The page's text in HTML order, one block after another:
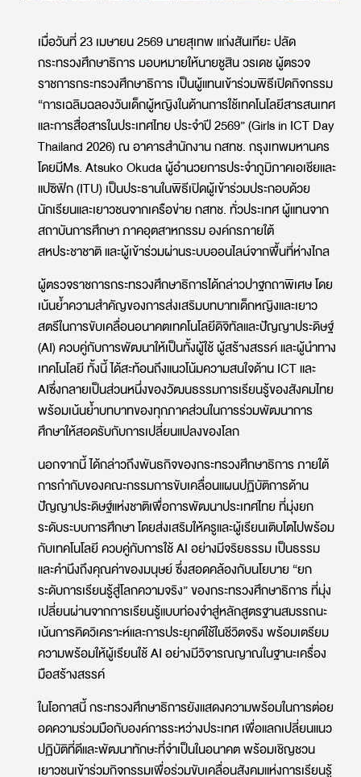
เมื่อวันที่23 เมษายน2569นายสุเทพ แก่งสันเทียะ ปลัด
กระทรวงศึกษาธิการ มอบหมายให้นายชูสิน วรเดช ผู้ตรวจ
ราชการกระทรวงศึกษาธิการ เป็นผู้แทนเข้าร่วมพิธีเปิดกิจกรรม
“การเฉลิมฉลองวันเด็กผู้หญิงในด้านการใช้เทคโนโลยีสารสนเทศ
และการสื่อสารในประเทศไทย ประจำปี2569” (Girls in ICT Day
Thailand 2026)ณ อาคารสำนักงาน กสทช. กรุงเทพมหานคร
โดยมีMs. Atsuko Okudaผู้อำนวยการประจำภูมิภาคเอเชียและ
แปซิฟิก(ITU) เป็นประธานในพิธีเปิดผู้เข้าร่วมประกอบด้วย
นักเรียนและเยาวชนจากเครือข่าย กสทช. ทั่วประเทศ ผู้แทนจาก
สถาบันการศึกษา ภาคอุตสาหกรรม องค์กรภายใต้
สหประชาชาติ และผู้เข้าร่วมผ่านระบบออนไลน์จากพื้นที่ห่างไกล
ผู้ตรวจราชการกระทรวงศึกษาธิการได้กล่าวปาฐกถาพิเศษ โดย
เน้นย้ำความสำคัญของการส่งเสริมบทบาทเด็กหญิงและเยาว
สตรีในการขับเคลื่อนอนาคตเทคโนโลยีดิจิทัลและปัญญาประดิษฐ์
(AI)ควบคู่กับการพัฒนาให้เป็นทั้งผู้ใช้ ผู้สร้างสรรค์ และผู้นำทาง
เทคโนโลยีทั้งนี้ได้สะท้อนถึงแนวโน้มความสนใจด้าน ICTและ
AIซึ่งกลายเป็นส่วนหนึ่งของวัฒนธรรมการเรียนรู้ของสังคมไทย
พร้อมเน้นย้ำบทบาทของทุกภาคส่วนในการร่วมพัฒนาการ
ศึกษาให้สอดรับกับการเปลี่ยนแปลงของโลก
นอกจากนี้ ได้กล่าวถึงพันธกิจของกระทรวงศึกษาธิการภายใต้
การกำกับของคณะกรรมการขับเคลื่อนแผนปฏิบัติการด้าน
ปัญญาประดิษฐ์แห่งชาติเพื่อการพัฒนาประเทศไทยที่มุ่งยก
ระดับระบบการศึกษา โดยส่งเสริมให้ครูและผู้เรียนเติบโตไปพร้อม
กับเทคโนโลยี ควบคู่กับการใช้AI อย่างมีจริยธรรม เป็นธรรม
และคำนึงถึงคุณค่าของมนุษย์ซึ่งสอดคล้องกับนโยบาย “ยก
ระดับการเรียนรู้สู่โลกความจริง” ของกระทรวงศึกษาธิการ ที่มุ่ง
เปลี่ยนผ่านจากการเรียนรู้แบบท่องจำสู่หลักสูตรฐานสมรรถนะ
เน้นการคิดวิเคราะห์และการประยุกต์ใช้ในชีวิตจริง พร้อมเตรียม
ความพร้อมให้ผู้เรียนใช้AI อย่างมีวิจารณญาณในฐานะเครื่อง
มือสร้างสรรค์
ในโอกาสนี้ กระทรวงศึกษาธิการยังแสดงความพร้อมในการต่อย
อดความร่วมมือกับองค์การระหว่างประเทศ เพื่อแลกเปลี่ยนแนว
ปฏิบัติที่ดีและพัฒนาทักษะที่จำเป็นในอนาคต พร้อมเชิญชวน
เยาวชนเข้าร่วมกิจกรรมเพื่อร่วมขับเคลื่อนสังคมแห่งการเรียนรู้